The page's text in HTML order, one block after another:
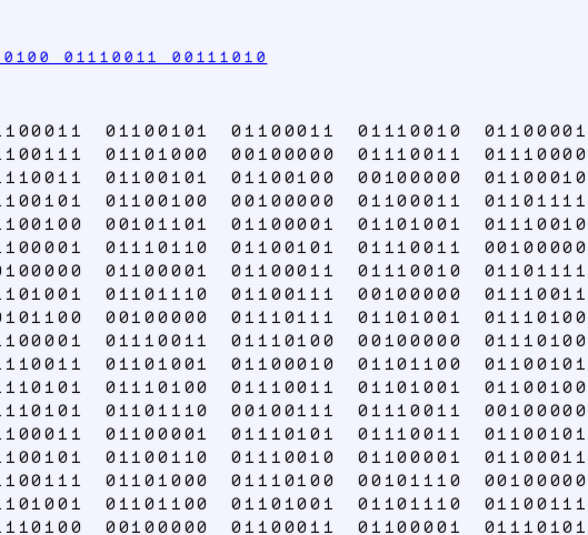
01110011 00111010
01100101 01100011 01110010 01100001
01101000 00100000 01110011 01110000
01100101 01100100 00100000 01100010
01100100 00100000 01100011 01101111
00101101 01100001 01101001 01110010
01110110 01100101 01110011 00100000
01100001 01100011 01110010 01101111
01101110 01100111 00100000 01110011
00100000 01110111 01101001 01110100
01110011 01110100 00100000 01110100
01101001 01100010 01101100 01100101
01110100 01110011 01101001 01100100
01101110 00100111 01110011 00100000
01100001 01110101 01110011 01100101
01100110 01110010 01100001 01100011
01101000 01110100 00101110 00100000
01101100 01101001 01101110 01100111
00100000 01100011 01100001 01110101